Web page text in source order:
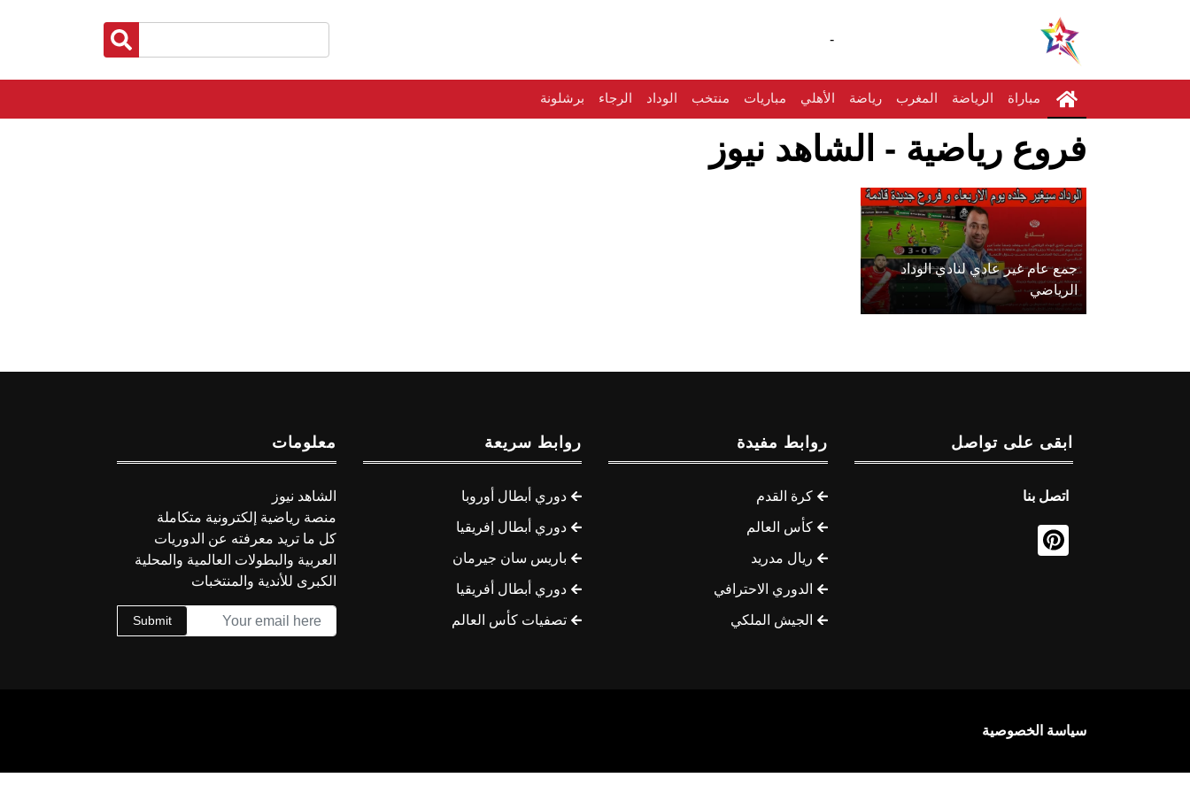
-
مباراة الرياضة المغرب رياضة الأهلي مباريات منتخب الوداد الرجاء برشلونة
فروع رياضية - الشاهد نيوز
جمع عام غير عادي لنادي الوداد
الرياضي
ابقى على تواصل
اتصل بنا
روابط مفيدة
كرة القدم
كأس العالم
ريال مدريد
الدوري الاحترافي
الجيش الملكي
روابط سريعة
دوري أبطال أوروبا
دوري أبطال إفريقيا
باريس سان جيرمان
دوري أبطال أفريقيا
تصفيات كأس العالم
معلومات
الشاهد نيوز
منصة رياضية إلكترونية متكاملة
كل ما تريد معرفته عن الدوريات
العربية والبطولات العالمية والمحلية
الكبرى للأندية والمنتخبات
Submit
سياسة الخصوصية